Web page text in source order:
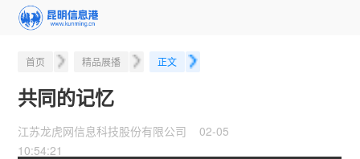
首页 精品展播 正文
共同的记忆
江苏龙虎网信息科技股份有限公司 02-05
10:54:21